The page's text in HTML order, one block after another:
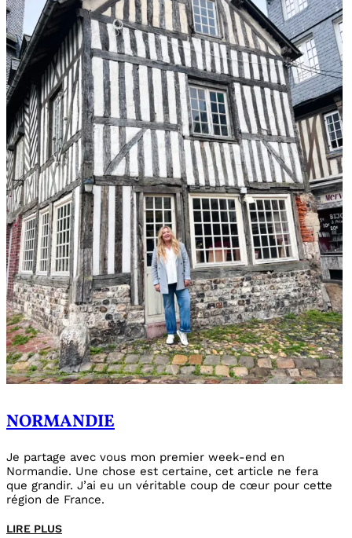
NORMANDIE
Je partage avec vous mon premier week-end en
Normandie. Une chose est certaine, cet article ne fera
que grandir. J’ai eu un véritable coup de cœur pour cette
région de France.
LIRE PLUS